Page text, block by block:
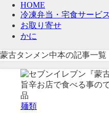
HOME
冷凍弁当・宅食サービス
お取り寄せ
かに
蒙古タンメン中本の記事一覧
麺類